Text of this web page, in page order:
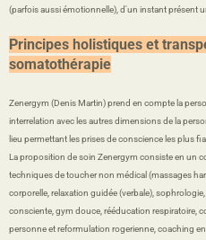
(parfois aussi émotionnelle), d'un instant présent
Principes holistiques et
somatothérapie
Zenergym (Denis Martin) prend en compte la
interrelation avec les autres dimensions de la
lieu permettant les prises de conscience les plus
La proposition de soin Zenergym consiste en un
techniques de toucher non médical (massages
corporelle, relaxation guidée (verbale),
consciente, gym douce, rééducation respiratoire,
personne et reformulation rogerienne, coaching